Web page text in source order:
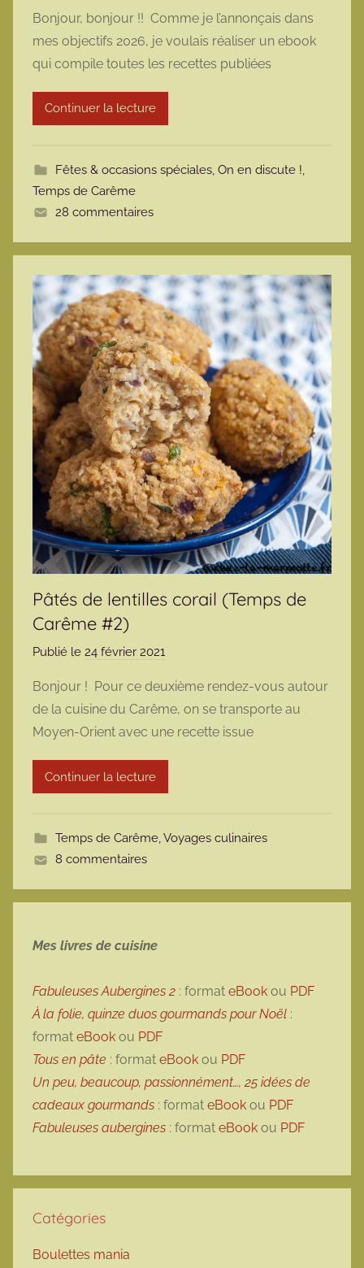
r
m
a
r
t
Bonjour, bonjour !! Comme je l’annonçais dans
mes objectifs 2026, je voulais réaliser un ebook
qui compile toutes les recettes publiées
Continuer la lecture
Fêtes & occasions spéciales, On en discute !,
Temps de Carême
28 commentaires
Pâtés de lentilles corail (Temps de
Carême #2)
Publié le 24 février 2021
r
m
a
r
t
Bonjour ! Pour ce deuxième rendez-vous autour
de la cuisine du Carême, on se transporte au
Moyen-Orient avec une recette issue
Continuer la lecture
Temps de Carême,Voyages culinaires
8 commentaires
Mes livres de cuisine
Fabuleuses Aubergines 2 : format eBook ou PDF
À la folie, quinze duos gourmands pour Noël :
format eBook ou PDF
Tous en pâte : format eBook ou PDF
Un peu, beaucoup, passionnément…, 25 idées de
cadeaux gourmands : format eBook ou PDF
Fabuleuses aubergines : format eBook ou PDF
Catégories
Boulettes mania